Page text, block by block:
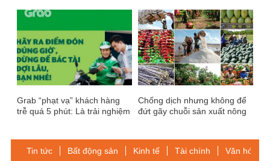
Grab “phạt vạ” khách hàng
trễ quá 5 phút: Là trải nghiệm
Chống dịch nhưng không để
đứt gãy chuỗi sản xuất nông
Tin tức Bất động sản Kinh tế Tài chính Văn hóa-